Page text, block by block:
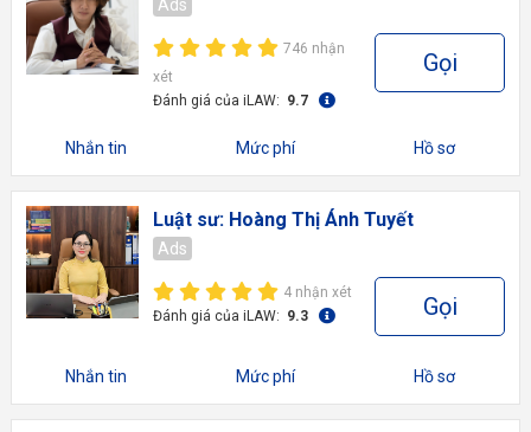
Ads
746 nhận
xét
Đánh giá của iLAW: 9.7
Gọi
Nhắn tin Mức phí Hồ sơ
Luật sư: Hoàng Thị Ánh Tuyết
Ads
4 nhận xét
Đánh giá của iLAW: 9.3 Gọi
Nhắn tin Mức phí Hồ sơ